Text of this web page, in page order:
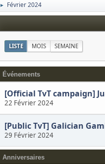
► Février 2024
LISTE MOIS SEMAINE
Événements
[Official TvT campaign]
22 Février 2024
[Public TvT] Galician
29 Février 2024
Anniversaires